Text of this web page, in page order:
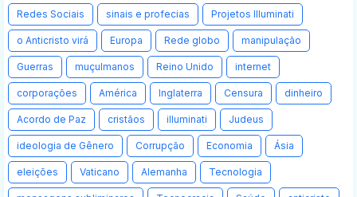
Redes Sociais sinais e profecias Projetos Illuminati
o Anticristo virá Europa Rede globo manipulação
Guerras muçulmanos Reino Unido internet
corporações América Inglaterra Censura dinheiro
Acordo de Paz cristãos illuminati Judeus
ideologia de Gênero Corrupção Economia Ásia
eleições Vaticano Alemanha Tecnologia